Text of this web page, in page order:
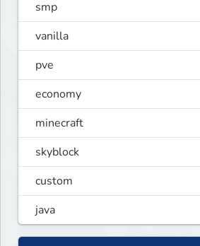
smp
vanilla
pve
economy
minecraft
skyblock
custom
java